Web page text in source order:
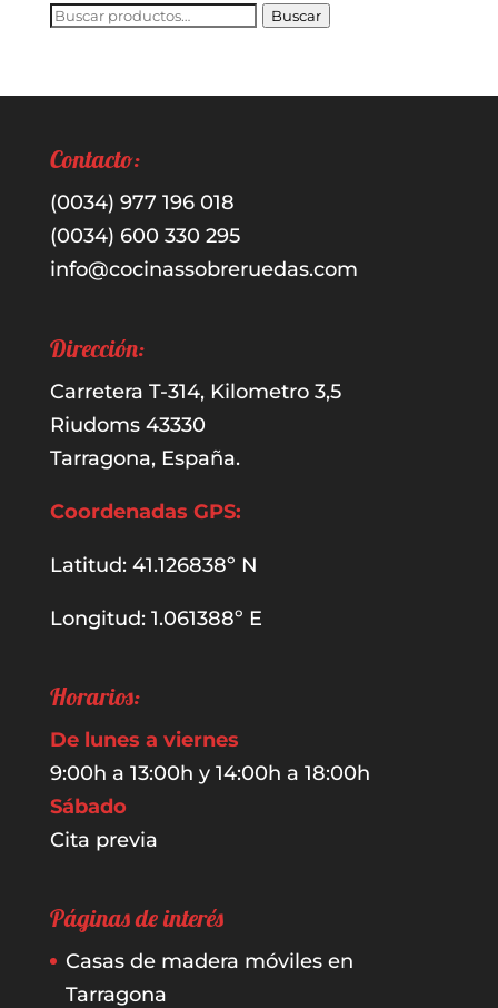
Buscar
Buscar
Contacto:
(0034) 977 196 018
(0034) 600 330 295
info@cocinassobreruedas.com
Dirección:
Carretera T-314, Kilometro 3,5
Riudoms 43330
Tarragona, España.
Coordenadas GPS:
Latitud: 41.126838º N
Longitud: 1.061388º E
Horarios:
De lunes a viernes
9:00h a 13:00h y 14:00h a 18:00h
Sábado
Cita previa
Páginas de interés
Casas de madera móviles en
Tarragona